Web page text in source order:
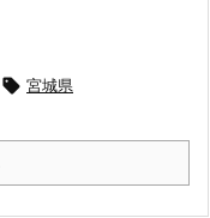
 宮城県